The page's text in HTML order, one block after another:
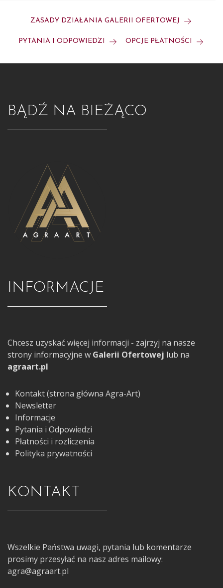
ZASADY DZIAŁANIA GALERII OFERTOWEJ
PYTANIA I ODPOWIEDZI OPCJE PŁATNOŚCI
BĄDŹ NA BIEŻĄCO
INFORMACJE
Chcesz uzyskać więcej informacji - zajrzyj na nasze
strony informacyjne w Galerii Ofertowej lub na
agraart.pl
Kontakt (strona główna Agra-Art)
Newsletter
Informacje
Pytania i Odpowiedzi
Płatności i rozliczenia
Polityka prywatności
KONTAKT
Wszelkie Państwa uwagi, pytania lub komentarze
prosimy przesyłać na nasz adres mailowy:
agra@agraart.pl